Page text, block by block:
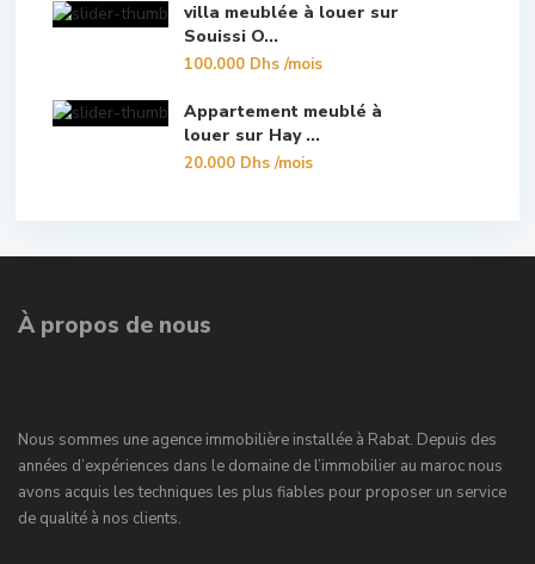
villa meublée à louer sur
Souissi O...
100.000 Dhs/mois
Appartement meublé à
louer sur Hay ...
20.000 Dhs/mois
À propos de nous
Nous sommes une agence immobilière installée à Rabat. Depuis des
années d’expériences dans le domaine de l’immobilier au maroc nous
avons acquis les techniques les plus fiables pour proposer un service
de qualité à nos clients.